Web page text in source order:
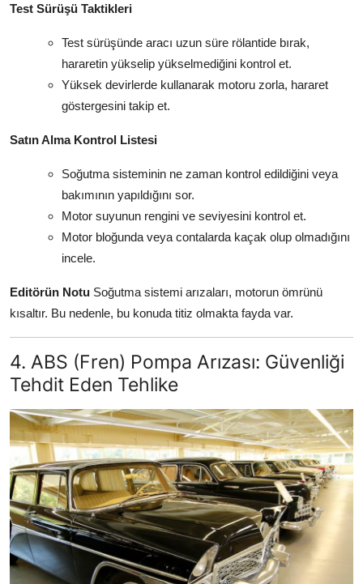
Test Sürüşü Taktikleri
Test sürüşünde aracı uzun süre rölantide bırak,
hararetin yükselip yükselmediğini kontrol et.
Yüksek devirlerde kullanarak motoru zorla, hararet
göstergesini takip et.
Satın Alma Kontrol Listesi
Soğutma sisteminin ne zaman kontrol edildiğini veya
bakımının yapıldığını sor.
Motor suyunun rengini ve seviyesini kontrol et.
Motor bloğunda veya contalarda kaçak olup olmadığını
incele.
Editörün Notu Soğutma sistemi arızaları, motorun ömrünü
kısaltır. Bu nedenle, bu konuda titiz olmakta fayda var.
4. ABS (Fren) Pompa Arızası: Güvenliği
Tehdit Eden Tehlike